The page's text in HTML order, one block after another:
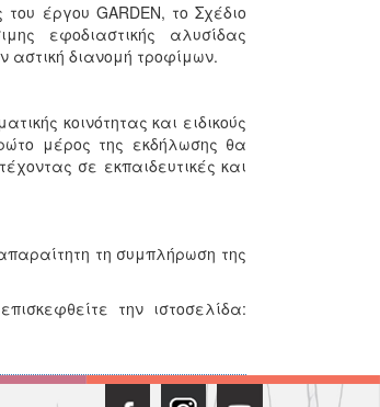
έργου GARDEN, το Σχέδιο
εφοδιαστικής αλυσίδας
διανομή τροφίμων.
κοινότητας και ειδικούς
μέρος της εκδήλωσης θα
σε εκπαιδευτικές και
τη συμπλήρωση της
την ιστοσελίδα: